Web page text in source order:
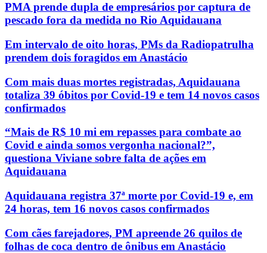
PMA prende dupla de empresários por captura de
pescado fora da medida no Rio Aquidauana
Em intervalo de oito horas, PMs da Radiopatrulha
prendem dois foragidos em Anastácio
Com mais duas mortes registradas, Aquidauana
totaliza 39 óbitos por Covid-19 e tem 14 novos casos
confirmados
“Mais de R$ 10 mi em repasses para combate ao
Covid e ainda somos vergonha nacional?”,
questiona Viviane sobre falta de ações em
Aquidauana
Aquidauana registra 37ª morte por Covid-19 e, em
24 horas, tem 16 novos casos confirmados
Com cães farejadores, PM apreende 26 quilos de
folhas de coca dentro de ônibus em Anastácio